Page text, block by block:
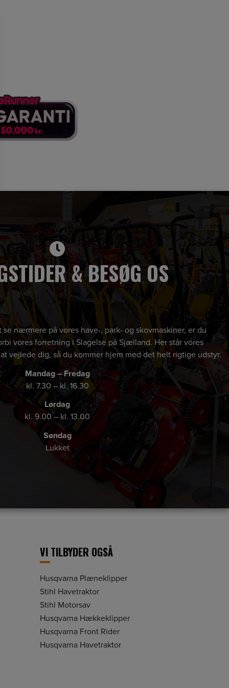
& BESØG OS
nærmere på vores have-, park- og skovmaskiner, er du
vores forretning i Slagelse på Sjælland. Her står vores
vejlede dig, så du kommer hjem med det helt rigtige udstyr.
Mandag – Fredag
kl. 7.30 – kl. 16.30
Lørdag
kl. 9.00 – kl. 13.00
Søndag
Lukket
VI TILBYDER OGSÅ
Husqvarna Plæneklipper
Stihl Havetraktor
Stihl Motorsav
Husqvarna Hækkeklipper
Husqvarna Front Rider
Husqvarna Havetraktor